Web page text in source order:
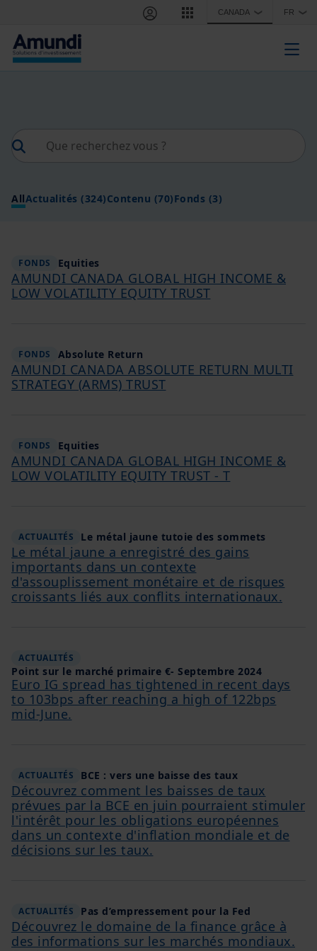
Aller au contenu principal CANADA ❯ FR ❯
AllActualités (324)Contenu (70)Fonds (3)
FONDS Equities
AMUNDI CANADA GLOBAL HIGH INCOME &
LOW VOLATILITY EQUITY TRUST
FONDS Absolute Return
AMUNDI CANADA ABSOLUTE RETURN MULTI
STRATEGY (ARMS) TRUST
FONDS Equities
AMUNDI CANADA GLOBAL HIGH INCOME &
LOW VOLATILITY EQUITY TRUST - T
ACTUALITÉS Le métal jaune tutoie des sommets
Le métal jaune a enregistré des gains
importants dans un contexte
d'assouplissement monétaire et de risques
croissants liés aux conflits internationaux.
ACTUALITÉS
Point sur le marché primaire €- Septembre 2024
Euro IG spread has tightened in recent days
to 103bps after reaching a high of 122bps
mid-June.
ACTUALITÉS BCE : vers une baisse des taux
Découvrez comment les baisses de taux
prévues par la BCE en juin pourraient stimuler
l'intérêt pour les obligations européennes
dans un contexte d'inflation mondiale et de
décisions sur les taux.
ACTUALITÉS Pas d’empressement pour la Fed
Découvrez le domaine de la finance grâce à
des informations sur les marchés mondiaux.